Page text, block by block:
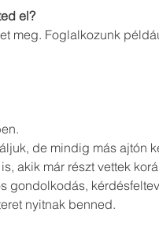
el?
meg. Foglalkozunk
de mindig más ajtón
akik már részt vettek
gondolkodás,
nyitnak benned.